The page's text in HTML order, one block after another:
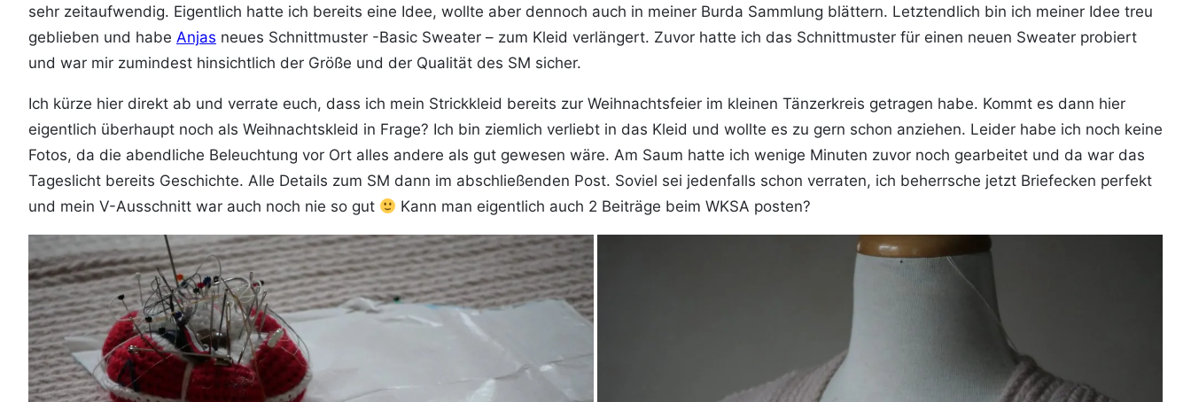
sehr zeitaufwendig. Eigentlich hatte ich bereits eine Idee, wollte aber dennoch auch in meiner Burda Sammlung blättern. Letztendlich bin ich meiner Idee treu
geblieben und habe Anjas neues Schnittmuster -Basic Sweater – zum Kleid verlängert. Zuvor hatte ich das Schnittmuster für einen neuen Sweater probiert
und war mir zumindest hinsichtlich der Größe und der Qualität des SM sicher.
Ich kürze hier direkt ab und verrate euch, dass ich mein Strickkleid bereits zur Weihnachtsfeier im kleinen Tänzerkreis getragen habe. Kommt es dann hier
eigentlich überhaupt noch als Weihnachtskleid in Frage? Ich bin ziemlich verliebt in das Kleid und wollte es zu gern schon anziehen. Leider habe ich noch keine
Fotos, da die abendliche Beleuchtung vor Ort alles andere als gut gewesen wäre. Am Saum hatte ich wenige Minuten zuvor noch gearbeitet und da war das
Tageslicht bereits Geschichte. Alle Details zum SM dann im abschließenden Post. Soviel sei jedenfalls schon verraten, ich beherrsche jetzt Briefecken perfekt
und mein V-Ausschnitt war auch noch nie so gut
Kann man eigentlich auch 2 Beiträge beim WKSA posten?